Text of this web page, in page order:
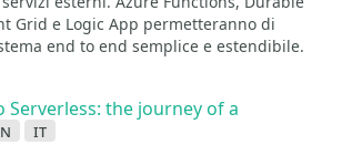
Grid e Logic App permetteranno di
end to end semplice e estendibile.
Serverless: the journey of a
it